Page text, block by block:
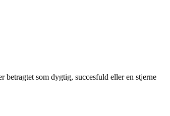
som dygtig, succesfuld eller en stjerne